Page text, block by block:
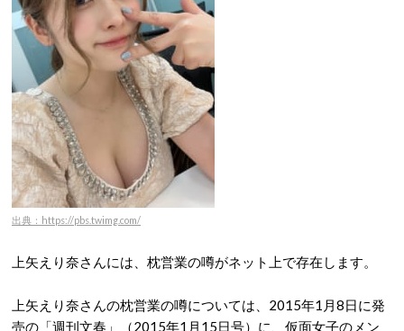
出典：https://pbs.twimg.com/
上矢えり奈さんには、枕営業の噂がネット上で存在します。
上矢えり奈さんの枕営業の噂については、2015年1月8日に発
売の「週刊文春」（2015年1月15日号）に、仮面女子のメン